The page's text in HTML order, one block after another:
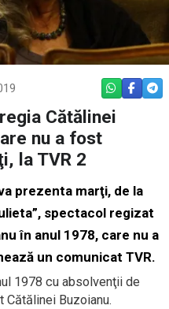
WHATSAPP
Cătălinei
nu a fost
la TVR 2
prezenta marţi, de la
spectacol regizat
în anul 1978, care nu a
un comunicat TVR.
1978 cu absolvenţii de
Cătălinei Buzoianu.